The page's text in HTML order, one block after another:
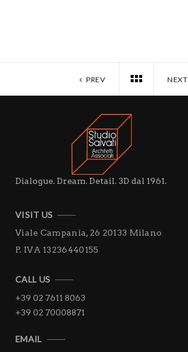
PREV NEXT
Dialogue. Dream. Detail. 3D dal 1961.
VISIT US
Viale Campania, 26 20133 Milano
P. IVA 13236440155
CALL US
+39 02 7611 8063
+39 02 70008871
EMAIL